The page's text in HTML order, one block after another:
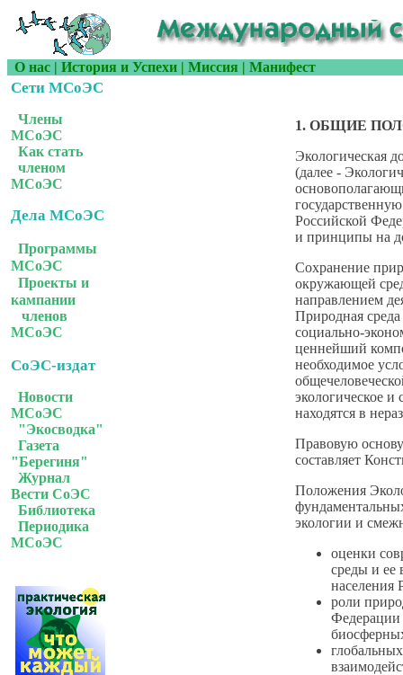
О нас | История и Успехи | Миссия | Манифест
Сети МСоЭС
Члены
МСоЭС
Как стать
членом
МСоЭС
Дела МСоЭС
Программы
МСоЭС
Проекты и
кампании
членов
МСоЭС
СоЭС-издат
Новости
МСоЭС
"Экосводка"
Газета
"Берегиня"
Журнал
Вести СоЭС
Библиотека
Периодика
МСоЭС
1. ОБЩИЕ
Экологическая
(далее -
Российской
и принципы на
Сохранение
окружающей
направлением
Природная
социально-
ценнейший
необходимое
экологическое и
находятся в
Правовую
составляет
Положения
экологии и
оценки
среды и ее
населения
роли
Федерации